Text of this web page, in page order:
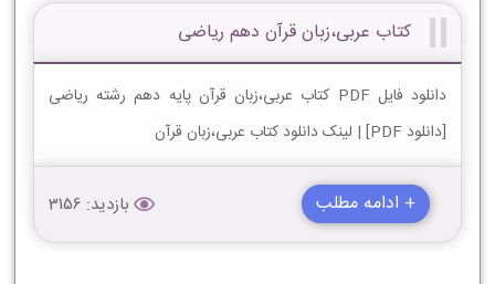
کتاب عربی،زبان قرآن دهم ریاضی
دانلود فایل PDF کتاب عربی،زبان قرآن پایه دهم رشته ریاضی
[دانلود PDF] | لینک دانلود کتاب عربی،زبان قرآن
+ ادامه مطلب بازدید: 3156